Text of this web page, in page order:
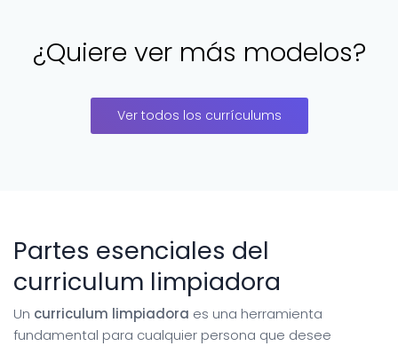
¿Quiere ver más modelos?
Ver todos los currículums
Partes esenciales del
curriculum limpiadora
Un curriculum limpiadora es una herramienta
fundamental para cualquier persona que desee